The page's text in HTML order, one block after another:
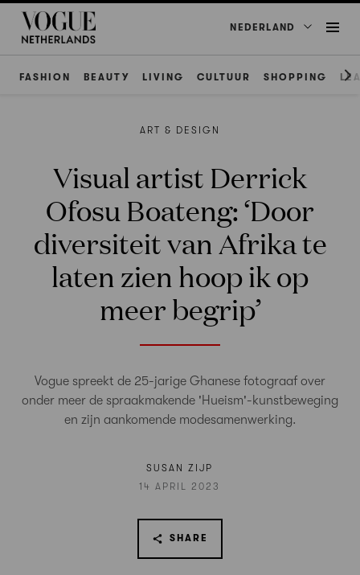
NEDERLAND
FASHION BEAUTY LIVING CULTUUR SHOPPING
ART & DESIGN
Visual artist Derrick
Ofosu Boateng: ‘Door
diversiteit van Afrika te
laten zien hoop ik op
meer begrip’
Vogue spreekt de 25-jarige Ghanese fotograaf over
onder meer de spraakmakende 'Hueism'-kunstbeweging
en zijn aankomende modesamenwerking.
SUSAN ZIJP
14 APRIL 2023
SHARE